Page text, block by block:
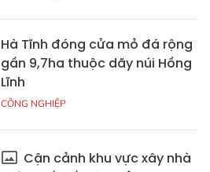
Hà Tĩnh đóng cửa mỏ đá rộng
gần 9,7ha thuộc dãy núi Hồng
Lĩnh
CÔNG NGHIỆP
Cận cảnh khu vực xây nhà